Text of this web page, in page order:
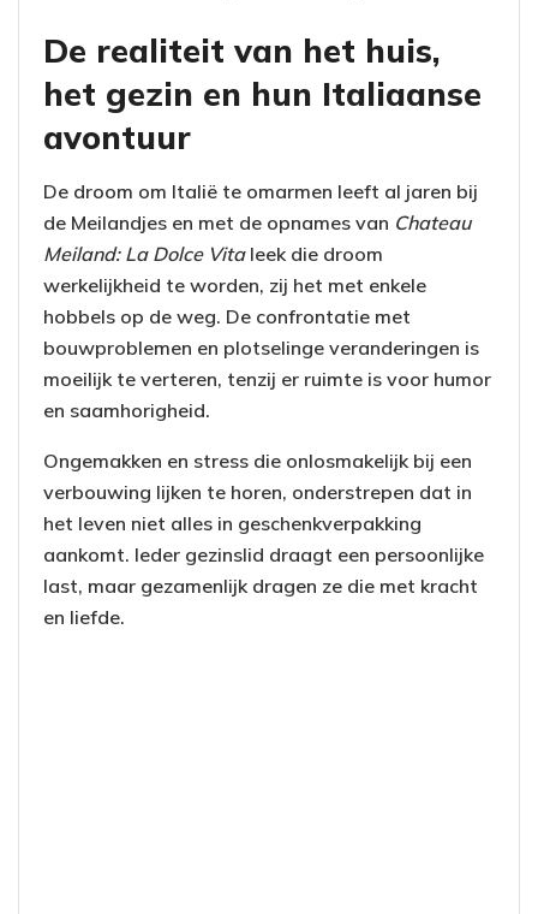
De realiteit van het huis,
het gezin en hun Italiaanse
avontuur
De droom om Italië te omarmen leeft al jaren bij
de Meilandjes en met de opnames van Chateau
Meiland: La Dolce Vitaleek die droom
werkelijkheid te worden, zij het met enkele
hobbels op de weg. De confrontatie met
bouwproblemen en plotselinge veranderingen is
moeilijk te verteren, tenzij er ruimte is voor humor
en saamhorigheid.
Ongemakken en stress die onlosmakelijk bij een
verbouwing lijken te horen, onderstrepen dat in
het leven niet alles in geschenkverpakking
aankomt. Ieder gezinslid draagt een persoonlijke
last, maar gezamenlijk dragen ze die met kracht
en liefde.